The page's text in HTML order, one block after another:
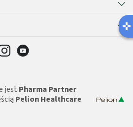
jest Pharma Partner
Pelion Healthcare